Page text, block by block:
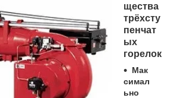
щества
трёхсту
пенчат
ых
горелок
Мак
симал
ьно